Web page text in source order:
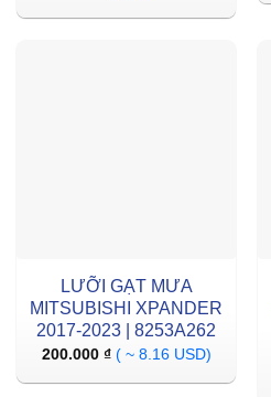
LƯỠI GẠT MƯA
MITSUBISHI XPANDER
2017-2023 | 8253A262
200.000 ₫ ( ~ 8.16 USD)